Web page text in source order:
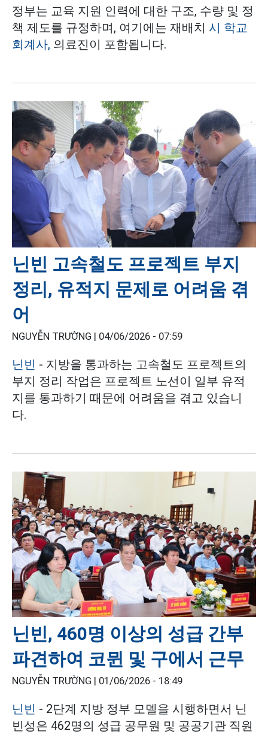
정부는 교육 지원 인력에 대한 구조, 수량 및 정
책 제도를 규정하며, 여기에는 재배치 시 학교
회계사, 의료진이 포함됩니다.
닌빈 고속철도 프로젝트 부지
정리, 유적지 문제로 어려움 겪
어
NGUYỄN TRƯỜNG | 04/06/2026 - 07:59
닌빈 - 지방을 통과하는 고속철도 프로젝트의
부지 정리 작업은 프로젝트 노선이 일부 유적
지를 통과하기 때문에 어려움을 겪고 있습니
다.
닌빈, 460명 이상의 성급 간부
파견하여 코뮌 및 구에서 근무
NGUYỄN TRƯỜNG | 01/06/2026 - 18:49
닌빈 - 2단계 지방 정부 모델을 시행하면서 닌
빈성은 462명의 성급 공무원 및 공공기관 직원